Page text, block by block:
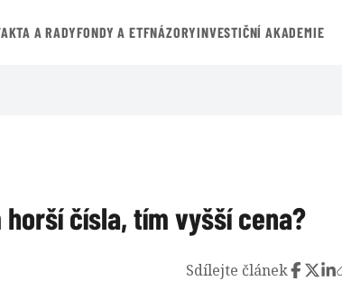
A RADYFONDY A ETFNÁZORYINVESTIČNÍ AKADEMIE
čísla, tím vyšší cena?
Sdílejte článek